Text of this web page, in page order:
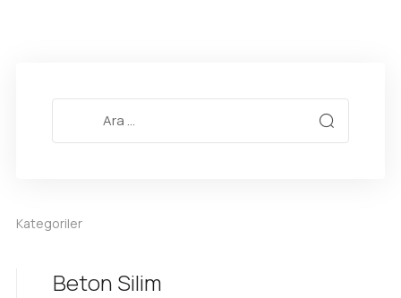
Kategoriler
Beton Silim